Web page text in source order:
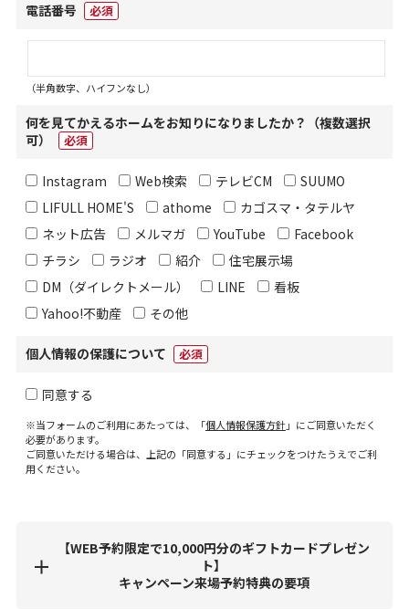
電話番号
必須
（半角数字、ハイフンなし）
何を見てかえるホームをお知りになりましたか？（複数選択
可）
必須
Instagram Web検索 テレビCM
SUUMO
LIFULL HOME'S
athome
カゴスマ・タテルヤ
ネット広告
メルマガ YouTube
Facebook
チラシ
ラジオ 紹介
住宅展示場
DM（ダイレクトメール）
LINE
看板
Yahoo!不動産
その他
個人情報の保護について 必須
同意する
※当フォームのご利用にあたっては、「個人情報保護方針」にご同意いただく
必要があります。
ご同意いただける場合は、上記の「同意する」にチェックをつけたうえでご利
用ください。
【WEB予約限定で10,000円分のギフトカードプレゼン
ト】
キャンペーン来場予約特典の要項